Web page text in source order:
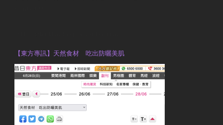
【東方專訊】天然食材 吃出防曬美肌